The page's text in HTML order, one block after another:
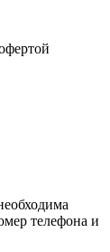
телефона и